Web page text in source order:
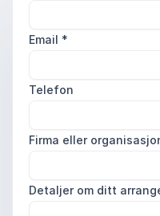
Email *
Telefon
Firma eller
Detaljer om ditt